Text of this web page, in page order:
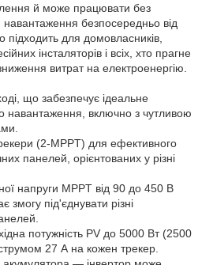
й може працювати без
безпосередньо від
підходить для домовласників,
інсталяторів і всіх, хто прагне
витрат на електроенергію.
що забезпечує ідеальне
навантаження, включно з чутливою
(2-MPPT) для ефективного
панелей, орієнтованих у різні
напруги MPPT від 90 до 450 В
змогу під'єднувати різні
потужність PV до 5000 Вт (2500
27 А на кожен трекер.